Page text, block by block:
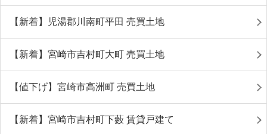
【新着】児湯郡川南町平田 売買土地
【新着】宮崎市吉村町大町 売買土地
【値下げ】宮崎市高洲町 売買土地
【新着】宮崎市吉村町下藪 賃貸戸建て